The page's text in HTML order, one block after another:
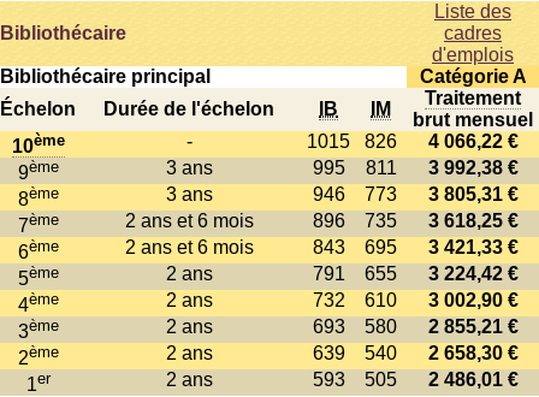
Bibliothécaire
Liste des
cadres
d'emplois
Bibliothécaire principal
Catégorie A
Échelon
Durée de l'échelon IB IM
Traitement
brut mensuel
10ème - 1015 826
4 066,22 €
9ème 3 ans 995 811
3 992,38 €
8ème 3 ans 946 773
3 805,31 €
7ème 2 ans et 6 mois 896 735
3 618,25 €
6ème 2 ans et 6 mois 843 695
3 421,33 €
5ème 2 ans 791 655
3 224,42 €
4ème 2 ans 732 610
3 002,90 €
3ème 2 ans 693 580
2 855,21 €
2ème 2 ans 639 540
2 658,30 €
1er 2 ans 593 505 2 486,01 €